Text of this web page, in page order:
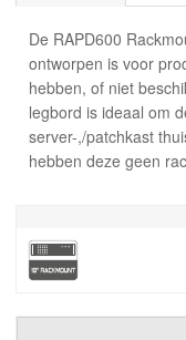
De RAPD600
ontworpen is voor
hebben, of niet
legbord is ideaal om
server-,/patchkast
hebben deze geen